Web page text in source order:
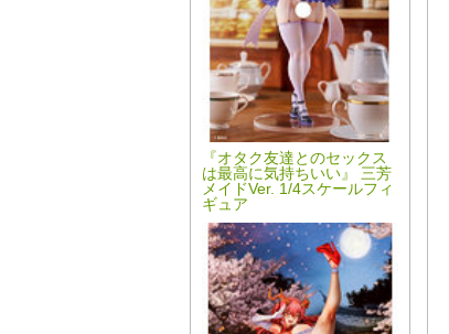
『オタク友達とのセックス
は最高に気持ちいい』 三芳
メイドVer. 1/4スケールフィ
ギュア